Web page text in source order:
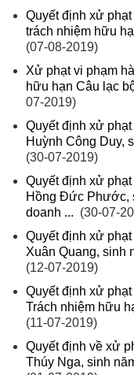
Quyết định xử
trách nhiệm hữu
(07-08-2019)
Xử phạt vi phạm
hữu hạn Câu lạc
07-2019)
Quyết định xử
Huỳnh Công Duy,
(30-07-2019)
Quyết định xử
Hồng Đức Phước,
doanh ... (30-07-
Quyết định xử
Xuân Quang, sinh
(12-07-2019)
Quyết định xử
Trách nhiệm hữu
(11-07-2019)
Quyết định về xử
Thúy Nga, sinh